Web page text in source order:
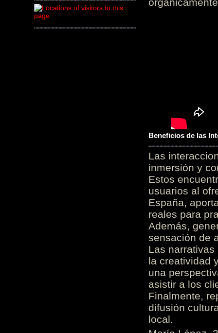
Beneficios de las
Las
inmersión y
Estos
usuarios al
España,
reales para
Además,
sensación de
Las
la creatividad
una
asistir a los
Finalmente,
difusión
local.